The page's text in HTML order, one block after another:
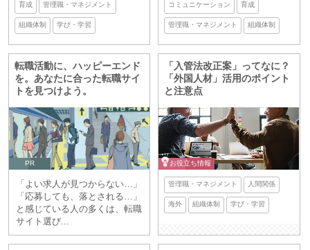
育成 管理職・マネジメント
組織体制 学び・学習
コミュニケーション 育成
管理職・マネジメント 組織体制
転職活動に、ハッピーエンド
を。あなたに合った転職サイ
トを見つけよう。
PR
「よい求人が見つからない…」
「応募しても、落とされる…」
と感じている人の多くは、転職
サイト選び...
「入管法改正案」ってなに？
「外国人材」活用のポイント
と注意点
お役立ち情報
管理職・マネジメント 人間関係
海外 組織体制 学び・学習